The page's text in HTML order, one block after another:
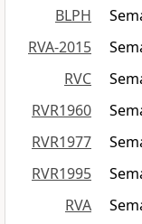
BLPH
RVA-2015
RVC
RVR1960
RVR1977
RVR1995
RVA